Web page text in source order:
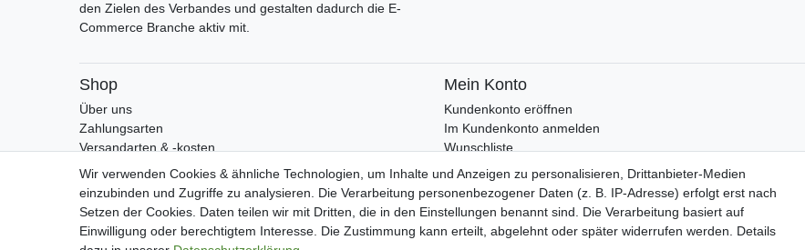
den Zielen des Verbandes und gestalten dadurch die E-
Commerce Branche aktiv mit.
Shop
Über uns
Zahlungsarten
Versandarten & -kosten
Widerrufsrecht
Warenkorb
Zur Kasse
Mein Konto
Kundenkonto eröffnen
Im Kundenkonto anmelden
Wunschliste
Wir verwenden Cookies & ähnliche Technologien, um Inhalte und Anzeigen zu personalisieren, Drittanbieter-Medien
einzubinden und Zugriffe zu analysieren. Die Verarbeitung personenbezogener Daten (z. B. IP-Adresse) erfolgt erst nach
Setzen der Cookies. Daten teilen wir mit Dritten, die in den Einstellungen benannt sind. Die Verarbeitung basiert auf
Einwilligung oder berechtigtem Interesse. Die Zustimmung kann erteilt, abgelehnt oder später widerrufen werden. Details